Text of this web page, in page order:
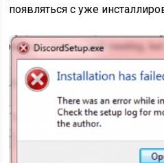
появляться с уже